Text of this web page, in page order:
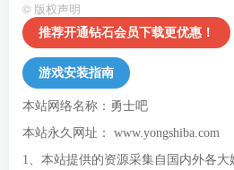
© 版权声明
推荐开通钻石会员下载更优惠！
游戏安装指南
本站网络名称：勇士吧
本站永久网址： www.yongshiba.com
1、本站提供的资源采集自国内外各